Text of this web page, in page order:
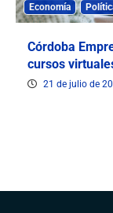
Economía
Córdoba
cursos
21 de julio de